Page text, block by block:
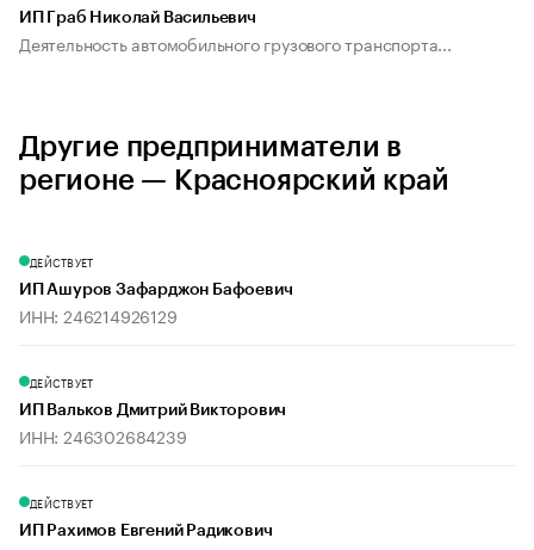
ИП Граб Николай Васильевич
Деятельность автомобильного грузового транспорта...
Другие предприниматели в
регионе — Красноярский край
ДЕЙСТВУЕТ
ИП Ашуров Зафарджон Бафоевич
ИНН: 246214926129
ДЕЙСТВУЕТ
ИП Вальков Дмитрий Викторович
ИНН: 246302684239
ДЕЙСТВУЕТ
ИП Рахимов Евгений Радикович